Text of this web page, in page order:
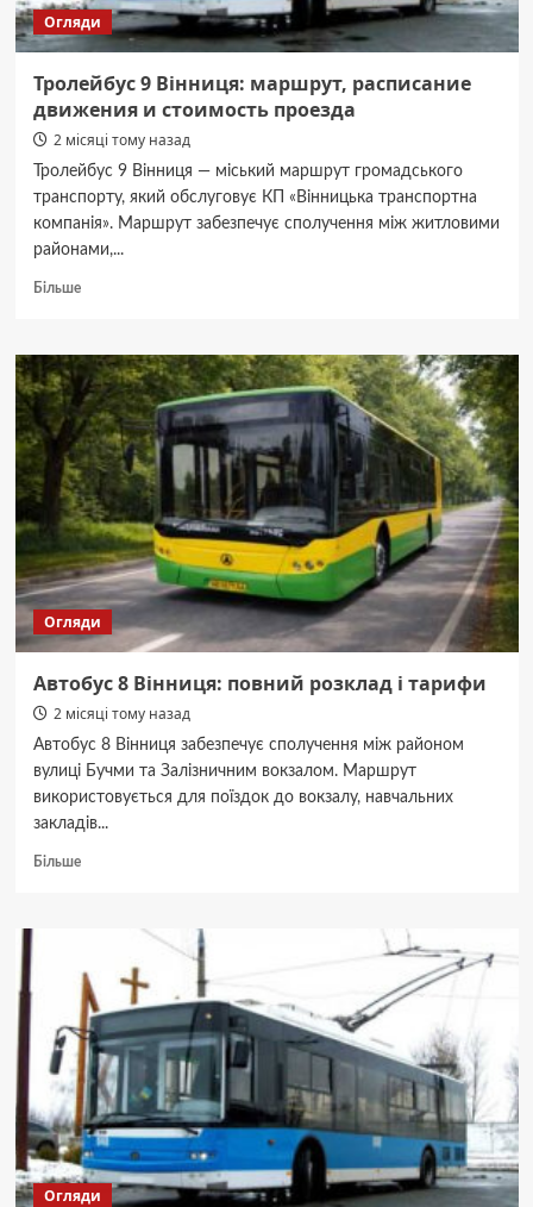
Огляди
Тролейбус 9 Вінниця: маршрут, расписание
движения и стоимость проезда
2 місяці тому назад
Тролейбус 9 Вінниця — міський маршрут громадського
транспорту, який обслуговує КП «Вінницька транспортна
компанія». Маршрут забезпечує сполучення між житловими
районами,...
БільшеДокладніше
9
Вінниця:
маршрут,
расписание
движения
и
стоимость
проезда
Огляди
Автобус 8 Вінниця: повний розклад і тарифи
2 місяці тому назад
Автобус 8 Вінниця забезпечує сполучення між районом
вулиці Бучми та Залізничним вокзалом. Маршрут
використовується для поїздок до вокзалу, навчальних
закладів...
БільшеДокладніше
повний
розклад
і
тарифи
Огляди